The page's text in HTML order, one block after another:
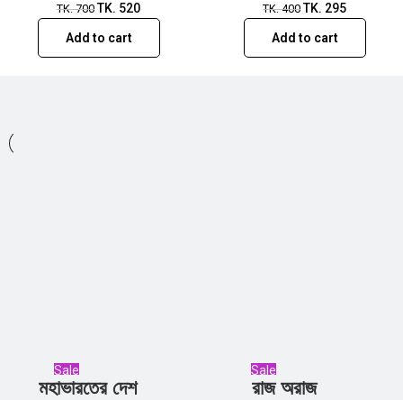
TK.700 TK. 520
Add to cart
TK.400 TK. 295
Add to cart
Sale
মহাভারতের দেশ
Sale
রাজ অরাজ